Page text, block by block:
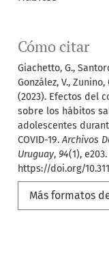
Cómo citar
Giachetto, G.,
González, V., Zunino,
(2023). Efectos del
sobre los hábitos
adolescentes
COVID-19.Archivos
Uruguay, 94(1), e203.
https://doi.org/
Más formatos